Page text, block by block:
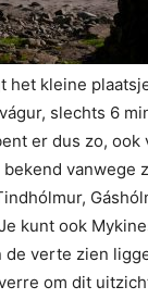
het kleine
slechts 6
er dus zo, ook
vanwege
kunt ook
de verte zien
om dit